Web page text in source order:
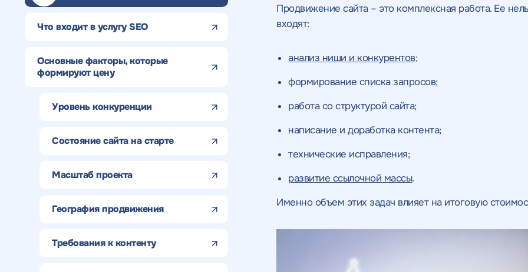
Что входит в услугу SEO
Основные факторы, которые
формируют цену
Уровень конкуренции
Состояние сайта на старте
Масштаб проекта
География продвижения
Требования к контенту
Продвижение сайта – это комплексная работа. Ее
входят:
анализ ниши и конкурентов;
формирование списка запросов;
работа со структурой сайта;
написание и доработка контента;
технические исправления;
развитие ссылочной массы.
Именно объем этих задач влияет на итоговую